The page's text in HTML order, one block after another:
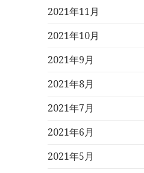
2021年11月
2021年10月
2021年9月
2021年8月
2021年7月
2021年6月
2021年5月